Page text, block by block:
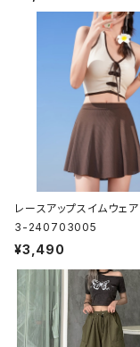
レースアップスイムウェア
3-240703005
¥3,490